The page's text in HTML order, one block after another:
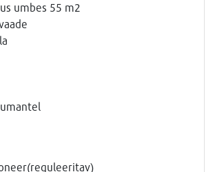
umbes 55 m2